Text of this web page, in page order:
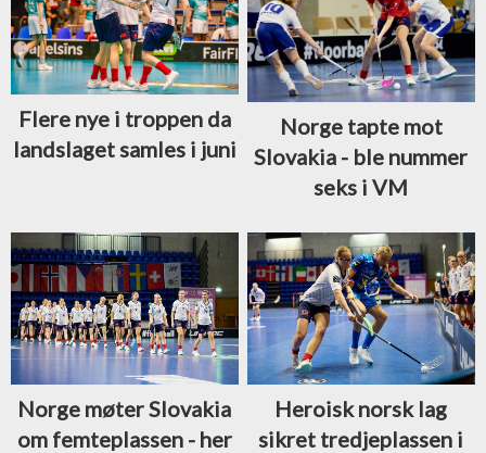
Flere nye i troppen da
landslaget samles i juni
Norge tapte mot
Slovakia - ble nummer
seks i VM
Norge møter Slovakia
om femteplassen - her
Heroisk norsk lag
sikret tredjeplassen i